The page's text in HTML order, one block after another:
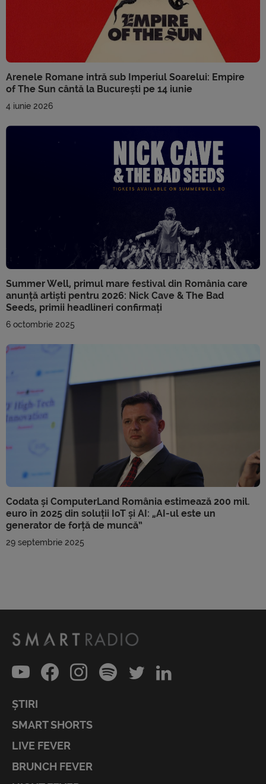
Arenele Romane intră sub Imperiul Soarelui: Empire
of The Sun cântă la București pe 14 iunie
4 iunie 2026
Summer Well, primul mare festival din România care
anunță artiști pentru 2026: Nick Cave & The Bad
Seeds, primii headlineri confirmați
6 octombrie 2025
Codata și ComputerLand România estimează 200 mil.
euro în 2025 din soluții IoT și AI: „AI-ul este un
generator de forță de muncă”
29 septembrie 2025
ȘTIRI
SMART SHORTS
LIVE FEVER
BRUNCH FEVER